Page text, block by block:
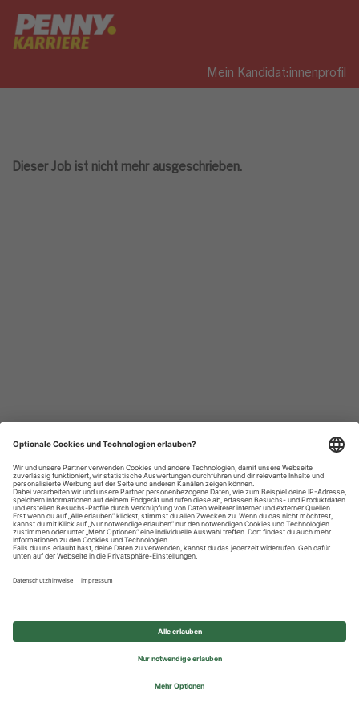
Mein Kandidat:innenprofil
Dieser Job ist nicht mehr ausgeschrieben.
Datenschutzhinweise
Impressum
Privatsphäre-Einstellungen
© 2026 REWE Group - All rights reserved